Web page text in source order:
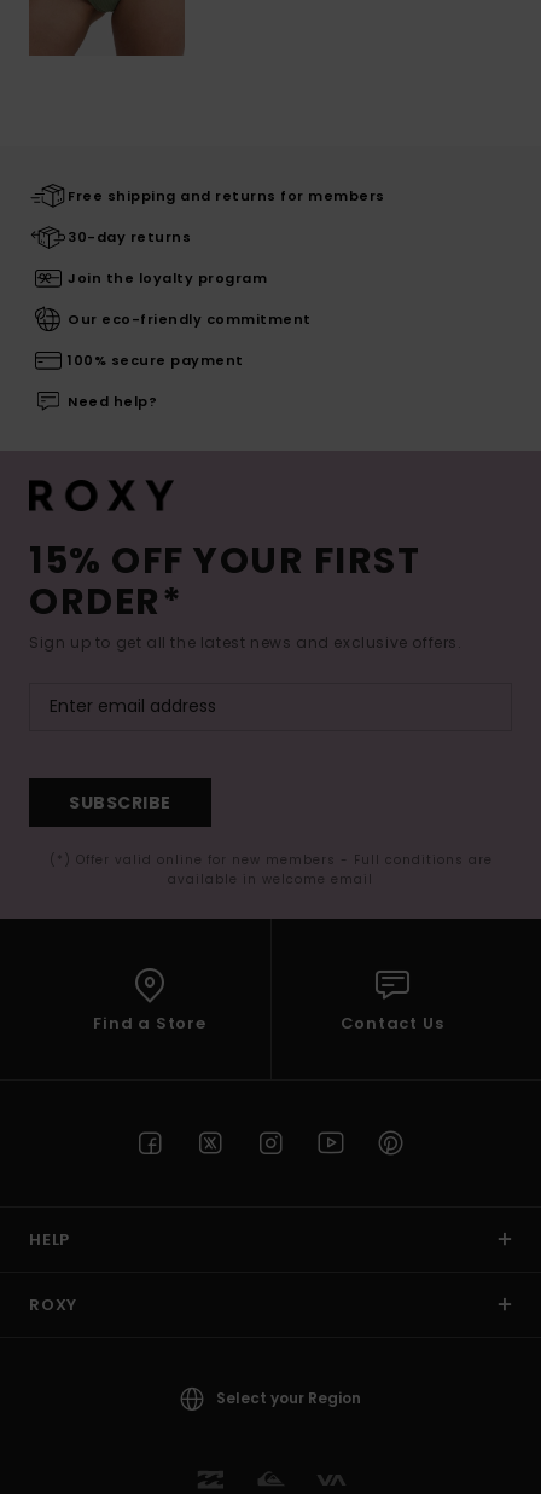
Free shipping and returns for members
30-day returns
Join the loyalty program
Our eco-friendly commitment
100% secure payment
Need help?
15% OFF YOUR FIRST
ORDER*
Sign up to get all the latest news and exclusive offers.
SUBSCRIBE
(*) Offer valid online for new members - Full conditions are
available in welcome email
Find a Store Contact Us
HELP
ROXY
Select your Region